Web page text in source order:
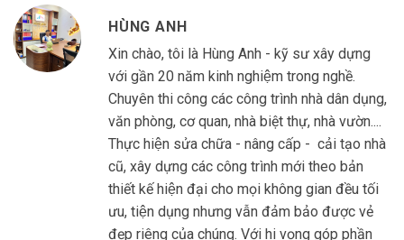
HÙNG ANH
Xin chào, tôi là Hùng Anh - kỹ sư xây dựng
với gần 20 năm kinh nghiệm trong nghề.
Chuyên thi công các công trình nhà dân dụng,
văn phòng, cơ quan, nhà biệt thự, nhà vườn....
Thực hiện sửa chữa - nâng cấp - cải tạo nhà
cũ, xây dựng các công trình mới theo bản
thiết kế hiện đại cho mọi không gian đều tối
ưu, tiện dụng nhưng vẫn đảm bảo được vẻ
đẹp riêng của chúng. Với hi vọng góp phần